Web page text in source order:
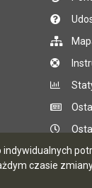
czasie
CMS i